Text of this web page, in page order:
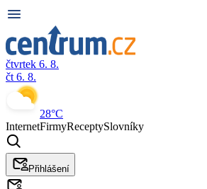
čtvrtek 6. 8.
čt 6. 8.
28°C
InternetFirmyReceptySlovníky
Přihlášení